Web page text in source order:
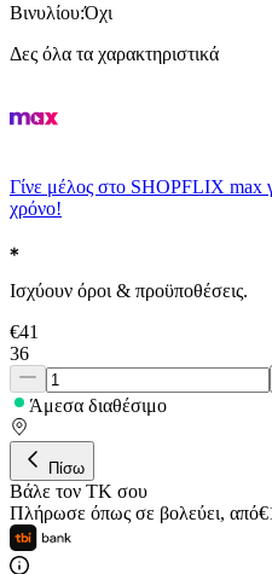
Βινυλίου:Όχι
Δες όλα τα χαρακτηριστικά
Γίνε μέλος στο SHOPFLIX max
χρόνο!
Ισχύουν όροι & προϋποθέσεις.
€41
36
Άμεσα διαθέσιμο
Πίσω
Βάλε τον ΤΚ σου
Πλήρωσε όπως σε βολεύει, από€